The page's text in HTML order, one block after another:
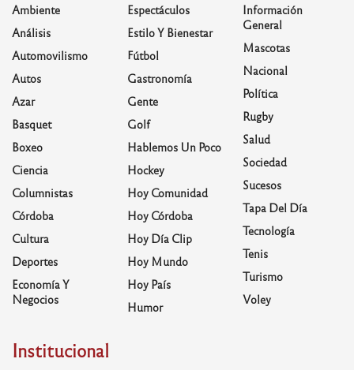
Ambiente
Análisis
Automovilismo
Autos
Azar
Basquet
Boxeo
Ciencia
Columnistas
Córdoba
Cultura
Deportes
Economía Y
Negocios
Espectáculos
Estilo Y Bienestar
Fútbol
Gastronomía
Gente
Golf
Hablemos Un Poco
Hockey
Hoy Comunidad
Hoy Córdoba
Hoy Día Clip
Hoy Mundo
Hoy País
Humor
Información
General
Mascotas
Nacional
Política
Rugby
Salud
Sociedad
Sucesos
Tapa Del Día
Tecnología
Tenis
Turismo
Voley
Institucional